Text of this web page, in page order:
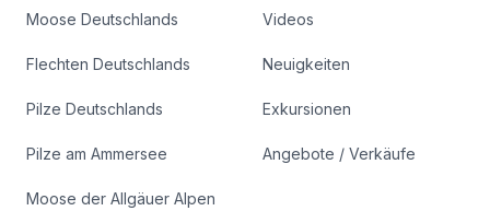
Moose Deutschlands
Flechten Deutschlands
Pilze Deutschlands
Pilze am Ammersee
Moose der Allgäuer Alpen
Videos
Neuigkeiten
Exkursionen
Angebote / Verkäufe